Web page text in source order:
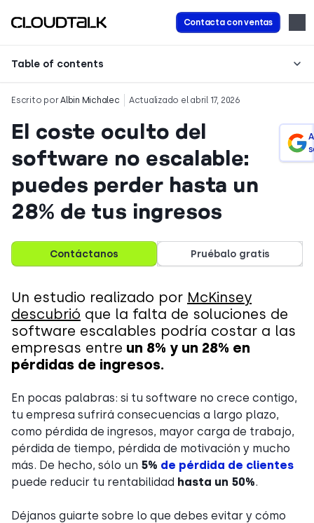
Contacta con ventas
Table of contents
Escrito porAlbin Michalec Actualizado el abril 17, 2026
El coste oculto del
software no escalable:
puedes perder hasta un
28% de tus ingresos
Contáctanos Pruébalo gratis
Un estudio realizado por McKinsey
descubrió que la falta de soluciones de
software escalables podría costar a las
empresas entre un 8% y un 28% en
pérdidas de ingresos.
En pocas palabras: si tu software no crece contigo,
tu empresa sufrirá consecuencias a largo plazo,
como pérdida de ingresos, mayor carga de trabajo,
pérdida de tiempo, pérdida de motivación y mucho
más. De hecho, sólo un 5% de pérdida de clientes
puede reducir tu rentabilidad hasta un 50%.
Déjanos guiarte sobre lo que debes evitar y cómo